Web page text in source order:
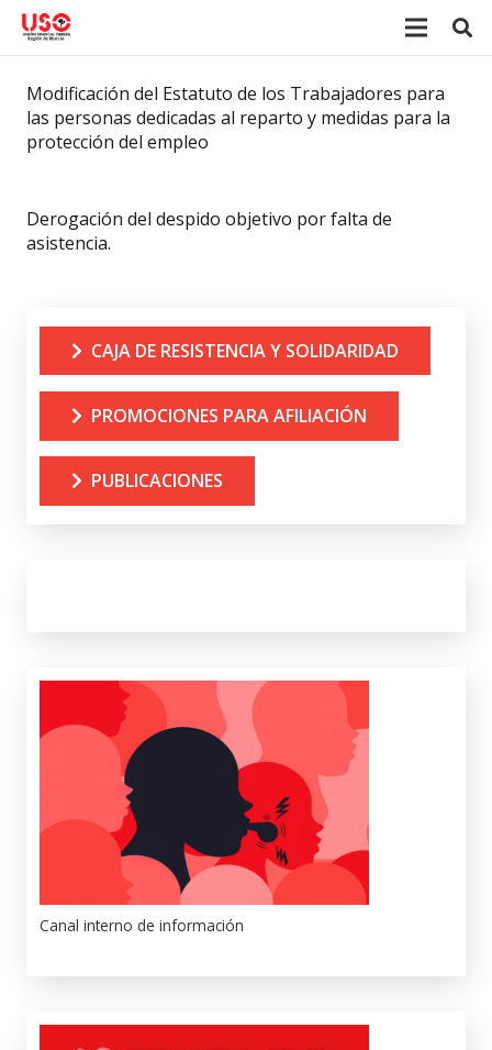
Modificación del Estatuto de los Trabajadores para
las personas dedicadas al reparto y medidas para la
protección del empleo
Derogación del despido objetivo por falta de
asistencia.
CAJA DE RESISTENCIA Y SOLIDARIDAD
PROMOCIONES PARA AFILIACIÓN
PUBLICACIONES
Canal interno de información